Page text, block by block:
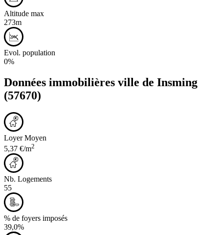
Altitude max
273m
Evol. population
0%
Données immobilières ville de Insming
(57670)
Loyer Moyen
5,37 €/m2
Nb. Logements
55
% de foyers imposés
39,0%